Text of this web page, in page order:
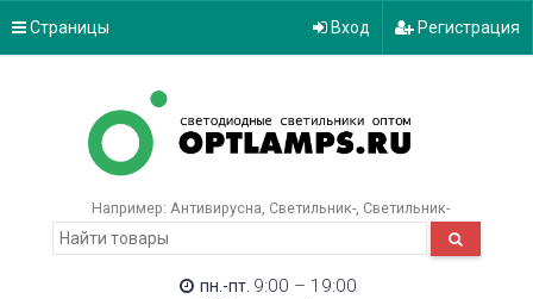
Страницы Вход Регистрация
Например: Антивирусна Светильник- Светильник-
пн.-пт. 9:00 – 19:00